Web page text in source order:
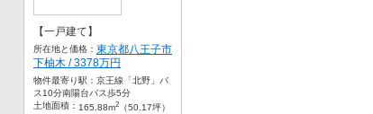
【一戸建て】
所在地と価格： 東京都八王子市
下柚木 / 3378万円
物件最寄り駅： 京王線「北野」バ
ス10分南陽台バス歩5分
土地面積： 165.88m2 （50.17坪）